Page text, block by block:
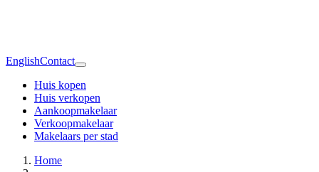
EnglishContact
Huis kopen
Huis verkopen
Aankoopmakelaar
Verkoopmakelaar
Makelaars per stad
Home